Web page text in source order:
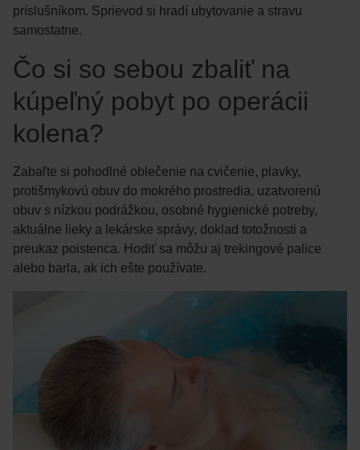
príslušníkom. Sprievod si hradí ubytovanie a stravu
samostatne.
Čo si so sebou zbaliť na
kúpeľný pobyt po operácii
kolena?
Zabaľte si pohodlné oblečenie na cvičenie, plavky,
protišmykovú obuv do mokrého prostredia, uzatvorenú
obuv s nízkou podrážkou, osobné hygienické potreby,
aktuálne lieky a lekárske správy, doklad totožnosti a
preukaz poistenca. Hodiť sa môžu aj trekingové palice
alebo barla, ak ich ešte používate.